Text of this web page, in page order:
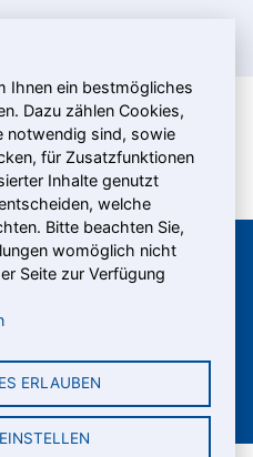
shiptec.ch
Ihnen ein bestmögliches
Dazu zählen Cookies,
notwendig sind, sowie
für Zusatzfunktionen
Inhalte genutzt
welche
Bitte beachten Sie,
womöglich nicht
Seite zur Verfügung
ERLAUBEN